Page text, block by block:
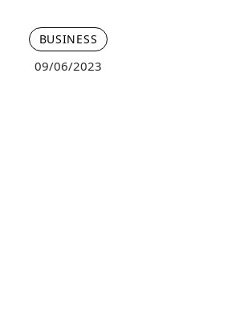
BUSINESS
09/06/2023